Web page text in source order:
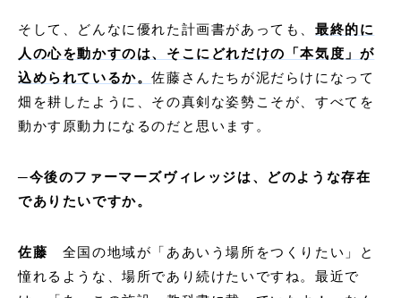
そして、どんなに優れた計画書があっても、 最終的に
人の心を動かすのは、そこにどれだけの「本気度」が
込められているか。佐藤さんたちが泥だらけになって
畑を耕したように、その真剣な姿勢こそが、すべてを
動かす原動力になるのだと思います。
─今後のファーマーズヴィレッジは、どのような存在
でありたいですか。
佐藤
全国の地域が「ああいう場所をつくりたい」と
憧れるような、場所であり続けたいですね。最近で